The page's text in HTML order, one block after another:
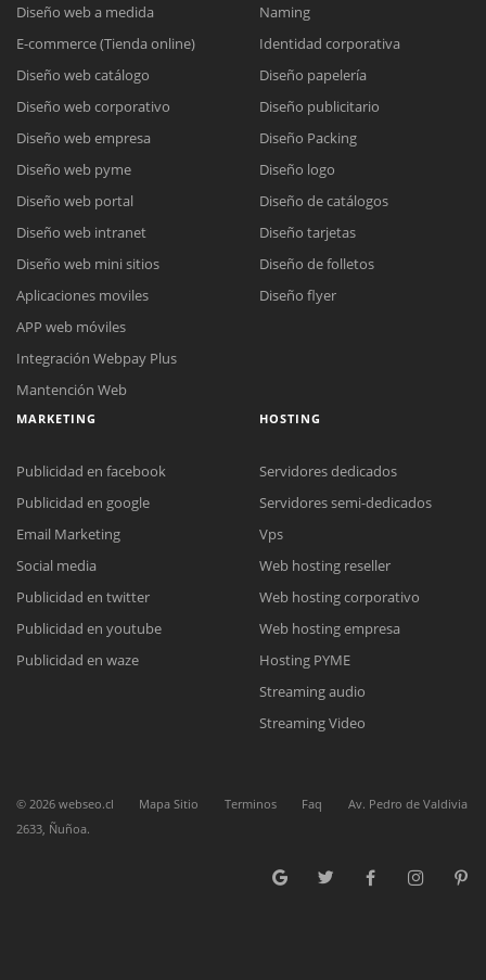
Reunión online
Nuestros ejecutivos le enviarán un correo electrónico con el enlace a
Meet para la reunión online.
Cotización
Complete el formulario y nos contactaremos a la brevedad.
Chat Online
para enviarnos un correo electrónico con sus datos personales.
Diseño web a medida
E-commerce (Tienda online)
Diseño web catálogo
Diseño web corporativo
Diseño web empresa
Diseño web pyme
Diseño web portal
Diseño web intranet
Diseño web mini sitios
Aplicaciones moviles
APP web móviles
Integración Webpay Plus
Mantención Web
Naming
Identidad corporativa
Diseño papelería
Diseño publicitario
Diseño Packing
Diseño logo
Diseño de catálogos
Diseño tarjetas
Diseño de folletos
Diseño flyer
MARKETING
Publicidad en facebook
Publicidad en google
Email Marketing
Social media
Publicidad en twitter
Publicidad en youtube
Publicidad en waze
HOSTING
Servidores dedicados
Servidores semi-dedicados
Vps
Web hosting reseller
Web hosting corporativo
Web hosting empresa
Hosting PYME
Streaming audio
Streaming Video
© 2026 webseo.cl Mapa Sitio Terminos Faq
Av. Pedro de Valdivia
2633, Ñuñoa.